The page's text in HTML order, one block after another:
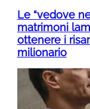
Le “vedove
matrimoni
ottenere i
milionario